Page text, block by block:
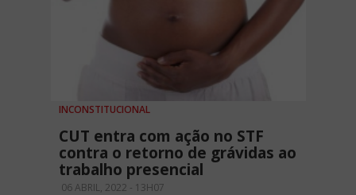
INCONSTITUCIONAL
CUT entra com ação no STF
contra o retorno de grávidas ao
trabalho presencial
06 ABRIL, 2022 - 13H07